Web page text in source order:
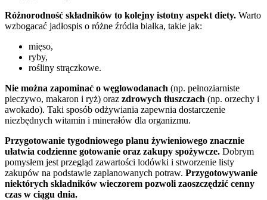
Różnorodność składników to kolejny istotny aspekt diety. Warto
wzbogacać jadłospis o różne źródła białka, takie jak:
mięso,
ryby,
rośliny strączkowe.
Nie można zapominać o węglowodanach (np. pełnoziarniste
pieczywo, makaron i ryż) oraz zdrowych tłuszczach (np. orzechy i
awokado). Taki sposób odżywiania zapewnia dostarczenie
niezbędnych witamin i minerałów dla organizmu.
Przygotowanie tygodniowego planu żywieniowego znacznie
ułatwia codzienne gotowanie oraz zakupy spożywcze. Dobrym
pomysłem jest przegląd zawartości lodówki i stworzenie listy
zakupów na podstawie zaplanowanych potraw. Przygotowywanie
niektórych składników wieczorem pozwoli zaoszczędzić cenny
czas w ciągu dnia.